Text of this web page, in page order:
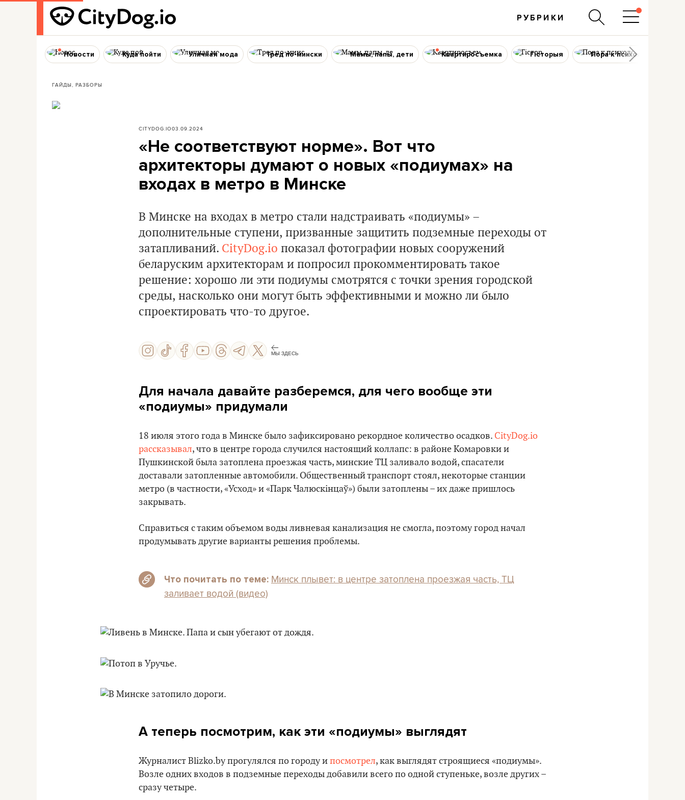
РУБРИКИ
Новости Куда пойти Уличная мода Тред по-мински Мамы, папы, дети Квартиросъемка Гісторыя Пора к психологу
ГАЙДЫ, РАЗБОРЫ
CITYDOG.IO03.09.2024
«Не соответствуют норме». Вот что
архитекторы думают о новых «подиумах» на
входах в метро в Минске
В Минске на входах в метро стали надстраивать «подиумы» –
дополнительные ступени, призванные защитить подземные переходы от
затапливаний. CityDog.io показал фотографии новых сооружений
беларуским архитекторам и попросил прокомментировать такое
решение: хорошо ли эти подиумы смотрятся с точки зрения городской
среды, насколько они могут быть эффективными и можно ли было
спроектировать что-то другое.
МЫ ЗДЕСЬ
Для начала давайте разберемся, для чего вообще эти
«подиумы» придумали
18 июля этого года в Минске было зафиксировано рекордное количество осадков. CityDog.io
рассказывал, что в центре города случился настоящий коллапс: в районе Комаровки и
Пушкинской была затоплена проезжая часть, минские ТЦ заливало водой, спасатели
доставали затопленные автомобили. Общественный транспорт стоял, некоторые станции
метро (в частности, «Усход» и «Парк Чалюскінцаў») были затоплены – их даже пришлось
закрывать.
Справиться с таким объемом воды ливневая канализация не смогла, поэтому город начал
продумывать другие варианты решения проблемы.
Что почитать по теме: Минск плывет: в центре затоплена проезжая часть, ТЦ
заливает водой (видео)
А теперь посмотрим, как эти «подиумы» выглядят
Журналист Blizko.by прогулялся по городу ипосмотрел, как выглядят строящиеся «подиумы».
Возле одних входов в подземные переходы добавили всего по одной ступеньке, возле других –
сразу четыре.